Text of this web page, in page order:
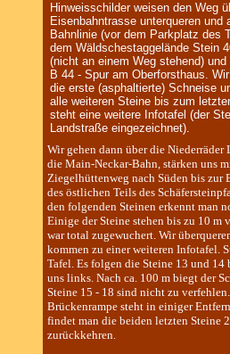
Hinweisschilder weisen den Weg
Eisenbahntrasse unterqueren
Bahnlinie (vor dem Parkplatz des
dem Wäldschestaggelände Stein
(nicht an einem Weg stehend)
B 44 - Spur am Oberforsthaus.
die erste (asphaltierte) Schneise
alle weiteren Steine bis zum
steht eine weitere Infotafel (der
Landstraße eingezeichnet).
Wir gehen dann über die
die Main-Neckar-Bahn, stärken uns
Ziegelhüttenweg nach Süden bis
des östlichen Teils des
den folgenden Steinen erkennt man
Einige der Steine stehen bis zu 10 m
war total zugewuchert. Wir
kommen zu einer weiteren Infotafel.
Tafel. Es folgen die Steine 13 und 14
uns links. Nach ca. 100 m biegt der
Steine 15 - 18 sind nicht zu
Brückenrampe steht in einiger
findet man die beiden letzten Steine
zurückkehren.